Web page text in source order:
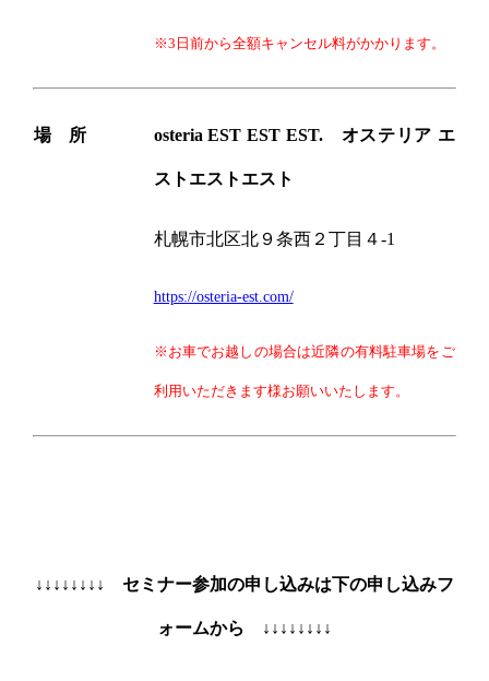
※3日前から全額キャンセル料がかかります。
場 所 osteria EST EST EST. オステリア エ
ストエストエスト
札幌市北区北９条西２丁目４-1
https://osteria-est.com/
※お車でお越しの場合は近隣の有料駐車場をご
利用いただきます様お願いいたします。
↓↓↓↓↓↓↓↓ セミナー参加の申し込みは下の申し込みフ
ォームから ↓↓↓↓↓↓↓↓